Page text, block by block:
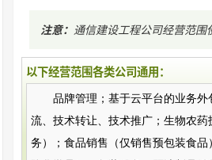
注意： 通信建设工程公司经营范围
以下经营范围各类公司通用：
品牌管理；基于云平台的业务
流、技术转让、技术推广；生物农
务）；食品销售（仅销售预包装食